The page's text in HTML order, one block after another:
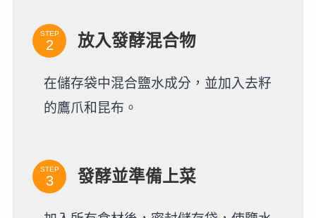
STEP 放入發酵混合物
在儲存袋中混合鹽水成分，並加入去籽
的鷹爪和昆布。
STEP 發酵並準備上菜